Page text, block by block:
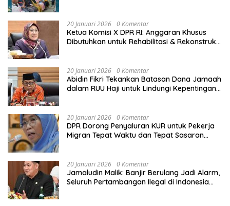
20 Januari 2026 0 Komentar
Ketua Komisi X DPR RI: Anggaran Khusus
Dibutuhkan untuk Rehabilitasi & Rekonstruksi
20 Januari 2026 0 Komentar
Abidin Fikri Tekankan Batasan Dana Jamaah
dalam RUU Haji untuk Lindungi Kepentingan
20 Januari 2026 0 Komentar
DPR Dorong Penyaluran KUR untuk Pekerja
Migran Tepat Waktu dan Tepat Sasaran
20 Januari 2026 0 Komentar
Jamaludin Malik: Banjir Berulang Jadi Alarm,
Seluruh Pertambangan Ilegal di Indonesia